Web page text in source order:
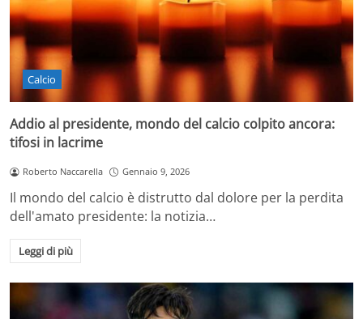
Calcio
Addio al presidente, mondo del calcio colpito ancora:
tifosi in lacrime
Roberto Naccarella Gennaio 9, 2026
Il mondo del calcio è distrutto dal dolore per la perdita
dell'amato presidente: la notizia…
Leggi di più